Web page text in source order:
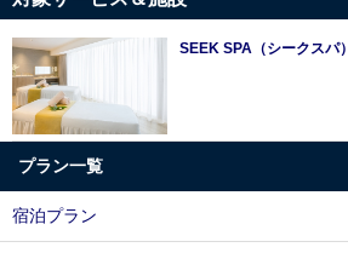
SEEK SPA（シークスパ）
プラン一覧
宿泊プラン